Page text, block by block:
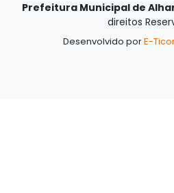
Prefeitura Municipal de
direitos
Desenvolvido porE-